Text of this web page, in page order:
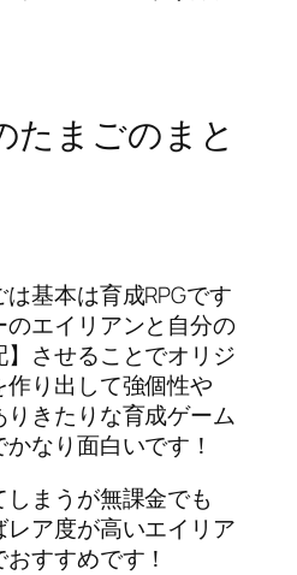
たまごのまと
基本は育成RPGです
エイリアンと自分の
させることでオリジ
り出して強個性や
りきたりな育成ゲーム
なり面白いです！
まうが無課金でも
レア度が高いエイリア
すすめです！